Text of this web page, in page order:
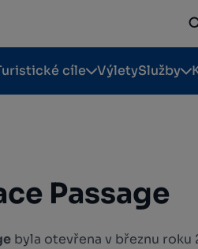
cíle VýletySlužby
Passage
byla otevřena v březnu roku